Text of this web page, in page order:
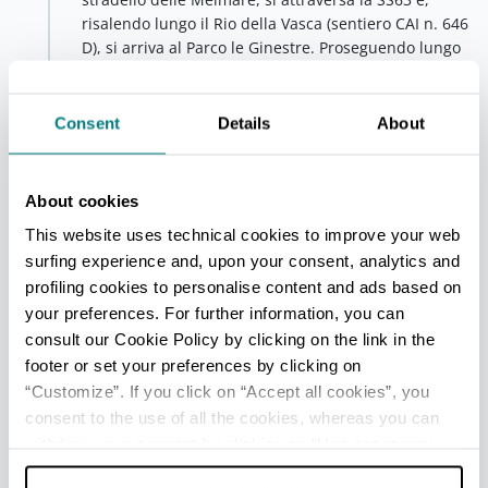
Consent Details About
About cookies
This website uses technical cookies to improve your web
surfing experience and, upon your consent, analytics and
profiling cookies to personalise content and ads based on
your preferences. For further information, you can
consult our Cookie Policy by clicking on the link in the
footer or set your preferences by clicking on
“Customize”. If you click on “Accept all cookies”, you
consent to the use of all the cookies, whereas you can
cookies only” and only the technical cookies for the
risalendo lungo il Rio della Vasca (sentiero CAI n. 646
D), si arriva al Parco le Ginestre. Proseguendo lungo
raggiunge
Villa Levi, una delle più singolari ville
e, per alcuni anni, il suo primo marito, il barone
famiglia ebrea sefardita. Il figlio, il barone Raimondo
Franchetti, è stato l’ultimo dei grandi esploratori
italiani in Africa. I suoi trofei di caccia e i reperti dei
suoi viaggi sono oggi conservati nel Palazzo dei
Museidi Reggio Emilia.
Settima tappa - Villa Gastinelli
Reggio nell'Emilia
costeggiando il muro del cimitero di Coviolo e